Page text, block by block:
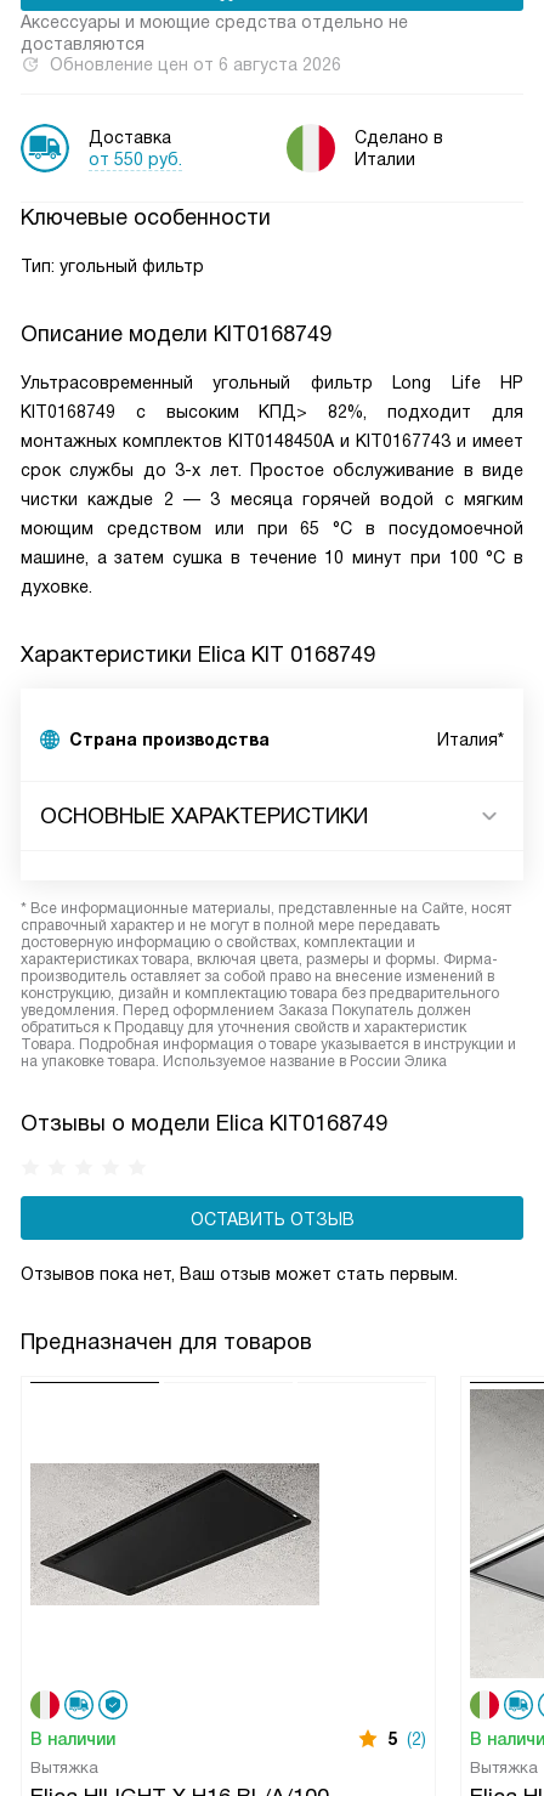
Аксессуары и моющие средства отдельно не
доставляются
Обновление цен от 6 августа 2026
Доставка
от 550 руб.
Сделано в
Италии
Ключевые особенности
Тип: угольный фильтр
Описание модели KIT0168749
Ультрасовременный угольный фильтр Long Life HP
KIT0168749 с высоким КПД> 82%, подходит для
монтажных комплектов KIT0148450A и KIT0167743 и имеет
срок службы до 3-х лет. Простое обслуживание в виде
чистки каждые 2 — 3 месяца горячей водой с мягким
моющим средством или при 65 °C в посудомоечной
машине, а затем сушка в течение 10 минут при 100 °C в
духовке.
Характеристики Elica KIT 0168749
Страна производства Италия*
ОСНОВНЫЕ ХАРАКТЕРИСТИКИ
* Все информационные материалы, представленные на Сайте, носят
справочный характер и не могут в полной мере передавать
достоверную информацию о свойствах, комплектации и
характеристиках товара, включая цвета, размеры и формы. Фирма-
производитель оставляет за собой право на внесение изменений в
конструкцию, дизайн и комплектацию товара без предварительного
уведомления. Перед оформлением Заказа Покупатель должен
обратиться к Продавцу для уточнения свойств и характеристик
Товара. Подробная информация о товаре указывается в инструкции и
на упаковке товара. Используемое название в России Элика
Отзывы о модели Elica KIT0168749
ОСТАВИТЬ ОТЗЫВ
Отзывов пока нет, Ваш отзыв может стать первым.
Предназначен для товаров
В наличии 5 (2)
Вытяжка
В
Вытяжка